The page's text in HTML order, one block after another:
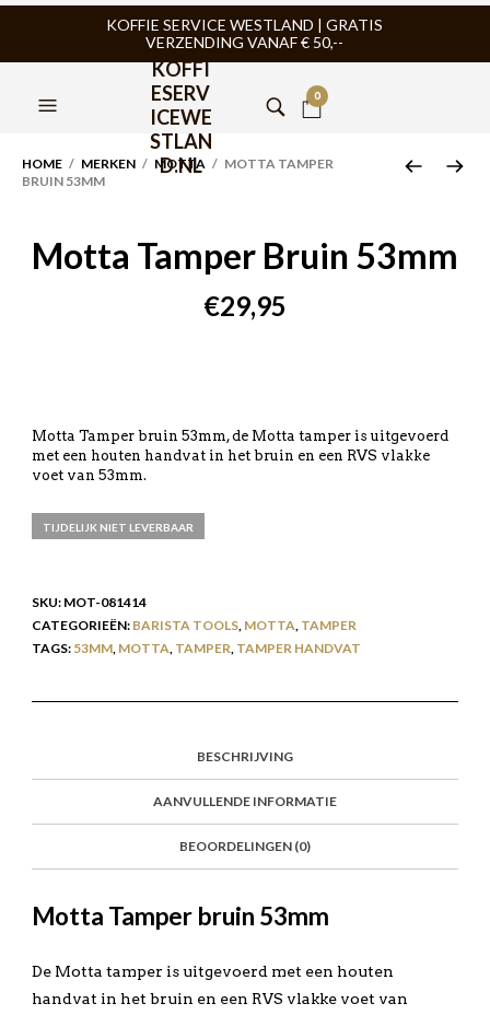
KOFFIE SERVICE WESTLAND | GRATIS
VERZENDING VANAF € 50,--
KOFFI
ESERV
ICEWE
STLAN
D.NL
0
HOME / MERKEN / MOTTA / MOTTA TAMPER
BRUIN 53MM
Motta Tamper Bruin 53mm
€29,95
Motta Tamper bruin 53mm, de Motta tamper is uitgevoerd
met een houten handvat in het bruin en een RVS vlakke
voet van 53mm.
TIJDELIJK NIET LEVERBAAR
SKU: MOT-081414
CATEGORIEËN: BARISTA TOOLS, MOTTA, TAMPER
TAGS: 53MM, MOTTA, TAMPER, TAMPER HANDVAT
BESCHRIJVING
AANVULLENDE INFORMATIE
BEOORDELINGEN (0)
Motta Tamper bruin 53mm
De Motta tamper is uitgevoerd met een houten
handvat in het bruin en een RVS vlakke voet van